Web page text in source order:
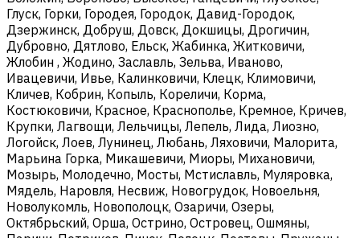
Глуск, Горки, Городея, Городок, Давид-Городок,
Дзержинск, Добруш, Довск, Докшицы, Дрогичин,
Дубровно, Дятлово, Ельск, Жабинка, Житковичи,
Жлобин , Жодино, Заславль, Зельва, Иваново,
Ивацевичи, Ивье, Калинковичи, Клецк, Климовичи,
Кличев, Кобрин, Копыль, Кореличи, Корма,
Костюковичи, Красное, Краснополье, Кремное, Кричев,
Крупки, Лагвощи, Лельчицы, Лепель, Лида, Лиозно,
Логойск, Лоев, Лунинец, Любань, Ляховичи, Малорита,
Марьина Горка, Микашевичи, Миоры, Михановичи,
Мозырь, Молодечно, Мосты, Мстиславль, Муляровка,
Мядель, Наровля, Несвиж, Новогрудок, Новоельня,
Новолукомль, Новополоцк, Озаричи, Озеры,
Октябрьский, Орша, Острино, Островец, Ошмяны,